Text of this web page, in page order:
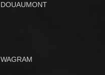
DOUAUMONT
WAGRAM